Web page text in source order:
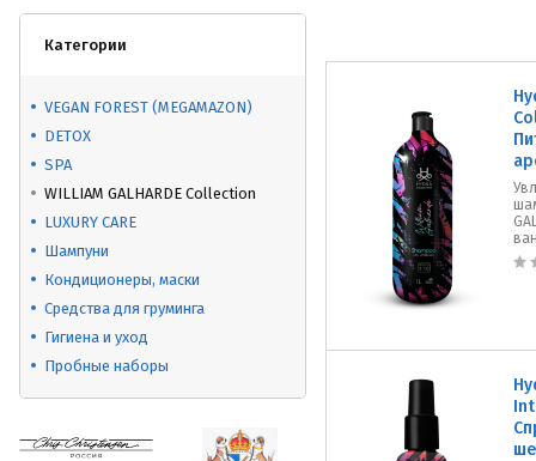
Категории
VEGAN FOREST (MEGAMAZON)
DETOX
SPA
WILLIAM GALHARDE Collection
LUXURY CARE
Шампуни
Кондиционеры, маски
Средства для груминга
Гигиена и уход
Пробные наборы